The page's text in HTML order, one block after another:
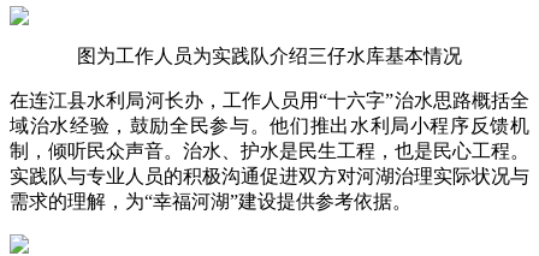
图为工作人员为实践队介绍三仔水库基本情况
在连江县水利局河长办，工作人员用“十六字”治水思路概括全
域治水经验，鼓励全民参与。他们推出水利局小程序反馈机
制，倾听民众声音。治水、护水是民生工程，也是民心工程。
实践队与专业人员的积极沟通促进双方对河湖治理实际状况与
需求的理解，为“幸福河湖”建设提供参考依据。